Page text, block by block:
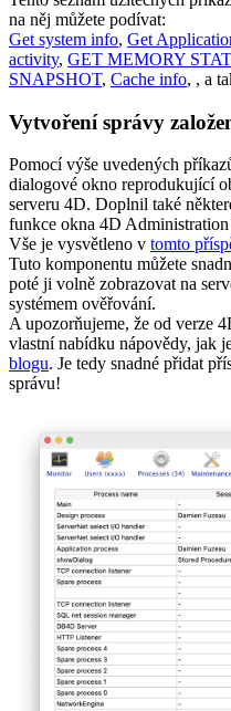
na něj můžete podívat:
Get system info, Get
activity, GET MEMORY
SNAPSHOT, Cache info, , a
Vytvoření správy
Pomocí výše uvedených
dialogové okno reprodukující
serveru 4D. Doplnil také
funkce okna 4D
Vše je vysvětleno v tomto
Tuto komponentu můžete
poté ji volně zobrazovat na
systémem ověřování.
A upozorňujeme, že od verze
vlastní nabídku nápovědy, jak
blogu. Je tedy snadné přidat
správu!